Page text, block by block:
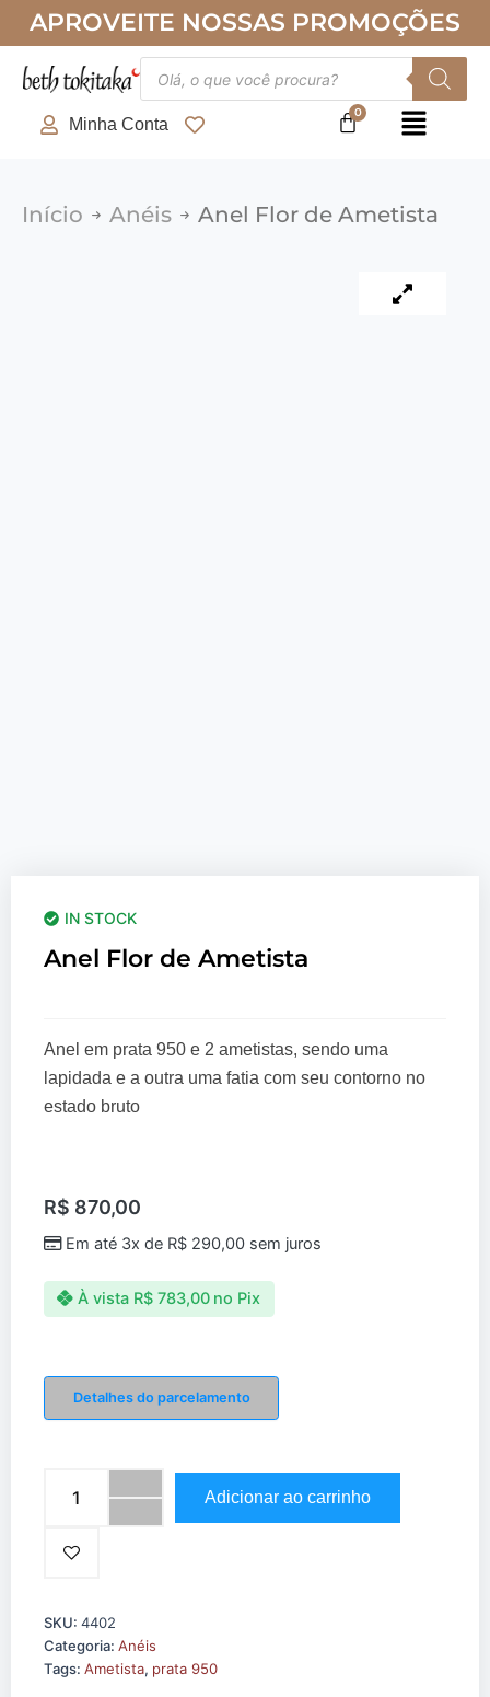
conteúdo
APROVEITE NOSSAS PROMOÇÕES
produtos
Minha Conta
Início Anéis Anel Flor de Ametista
IN STOCK
Anel Flor de Ametista
Anel em prata 950 e 2 ametistas, sendo uma
lapidada e a outra uma fatia com seu contorno no
estado bruto
R$ 870,00
Em até 3x de R$290,00sem juros
À vista R$783,00 no Pix
Detalhes do parcelamento
de
Adicionar ao carrinho
SKU: 4402
Categoria: Anéis
Tags: Ametista, prata 950